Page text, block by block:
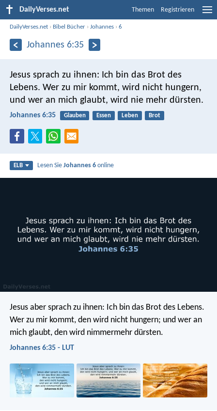
DailyVerses.net Themen Registrieren
DailyVerses.net › Bibel Bücher ›Johannes ›6
Johannes 6:35
Jesus sprach zu ihnen: Ich bin das Brot des
Lebens. Wer zu mir kommt, wird nicht hungern,
und wer an mich glaubt, wird nie mehr dürsten.
Johannes 6:35 Glauben Essen Leben Brot
ELB Lesen SieJohannes 6 online
Jesus aber sprach zu ihnen: Ich bin das Brot des Lebens.
Wer zu mir kommt, den wird nicht hungern; und wer an
mich glaubt, den wird nimmermehr dürsten.
Johannes 6:35 - LUT